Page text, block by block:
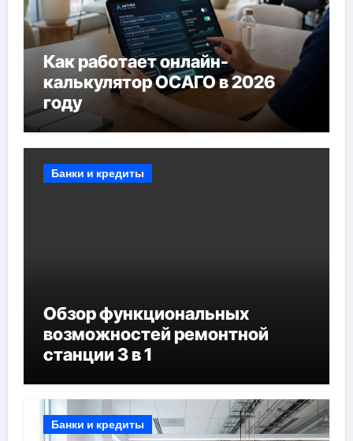
Как работает онлайн-
калькулятор ОСАГО в 2026
году
Банки и кредиты
Обзор функциональных
возможностей ремонтной
станции 3 в 1
Банки и кредиты